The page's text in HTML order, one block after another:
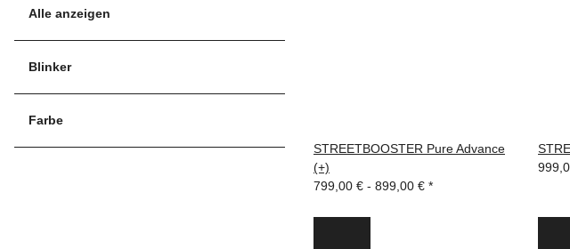
STREETBOOSTER Pure Advance
(+)
799,00 € - 899,00 € *
Alle anzeigen
Blinker
Farbe